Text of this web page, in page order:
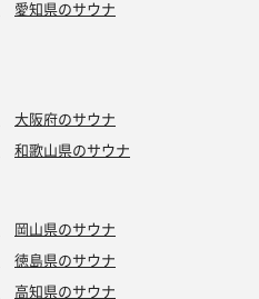
愛知県のサウナ
大阪府のサウナ
和歌山県のサウナ
岡山県のサウナ
徳島県のサウナ
高知県のサウナ